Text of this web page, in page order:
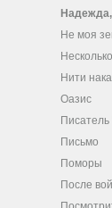
Не моя
Нити
Оазис
Письмо
Поморы
После